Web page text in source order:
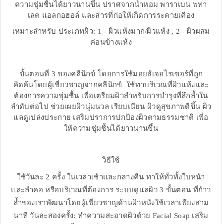
ความชุ่มชื้นได้ยาวนานขึ้น ปราศจากน้ำหอม พาราเบน พทา
เลต แอลกอฮอล์ และสารที่ก่อให้เกิดการระคายเคือง
เหมาะสำหรับ ประเภทผิว: 1 - ผิวแห้งมาก/ผิวแห้ง , 2 - ผิวผสม
ค่อนข้างแห้ง
ขั้นตอนที่ 3 ของคลีนิกข์ โดยการใช้มอยส์เจอไรเซอร์ที่ถูก
คิดค้นโดยผู้เชี่ยวชาญจากคลีนิกข์ ใช้ทาบริเวณที่ผิวแห้งและ
ต้องการความชุ่มชื้น เพื่อเตรียมผิวสำหรับการบำรุงที่ลึกล้ำใน
ลำดับต่อไป ช่วยเผยผิวนุ่มนวล เรียบเนียน ผิวดูสุขภาพดีขึ้น ผิว
แลดูเปล่งประกาย เสริมปราการปกป้องผิวตามธรรมชาติ เพื่อ
ให้ความชุ่มชื้นได้ยาวนานขึ้น
วิธีใช้
ใช้วันละ 2 ครั้ง ในเวลาเช้าและกลางคืน ทาให้ทั่วทั้งใบหน้า
และลำคอ หรือบริเวณที่ต้องการ ระบบดูแลผิว 3 ขั้นตอน ที่ก้าว
ล้ำของเราพัฒนาโดยผู้เชี่ยวชาญด้านผิวหนังใช้เวลาเพียงสาม
นาที วันละสองครั้ง: ทำความสะอาดผิวด้วย Facial Soap เสริม